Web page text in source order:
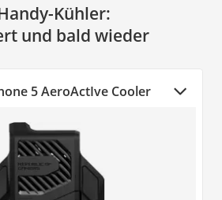
Kühler:
und bald wieder
5 AeroActIve Cooler